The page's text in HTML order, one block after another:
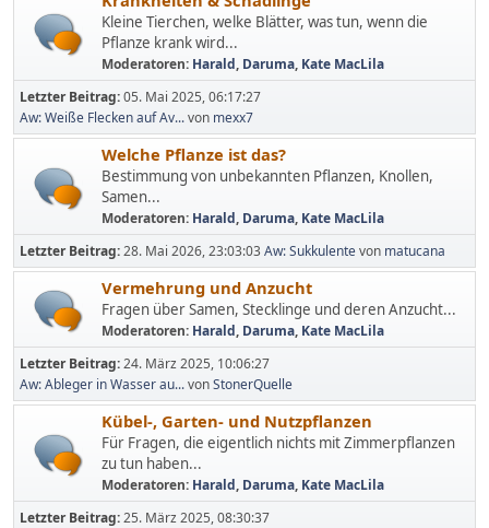
Kleine Tierchen, welke Blätter, was tun, wenn die
Pflanze krank wird...
Moderatoren: Harald, Daruma, Kate MacLila
Letzter Beitrag:05. Mai 2025, 06:17:27
Aw: Weiße Flecken auf Av...von mexx7
Welche Pflanze ist das?
Bestimmung von unbekannten Pflanzen, Knollen,
Samen...
Moderatoren: Harald, Daruma, Kate MacLila
Letzter Beitrag:28. Mai 2026, 23:03:03Aw: Sukkulentevon matucana
Vermehrung und Anzucht
Fragen über Samen, Stecklinge und deren Anzucht...
Moderatoren: Harald, Daruma, Kate MacLila
Letzter Beitrag:24. März 2025, 10:06:27
Aw: Ableger in Wasser au...vonStonerQuelle
Kübel-, Garten- und Nutzpflanzen
Für Fragen, die eigentlich nichts mit Zimmerpflanzen
zu tun haben...
Moderatoren: Harald, Daruma, Kate MacLila
Letzter Beitrag:25. März 2025, 08:30:37